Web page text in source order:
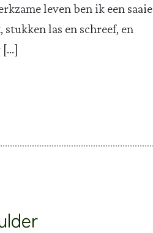
leven ben ik een saaie
las en schreef, en
[…]